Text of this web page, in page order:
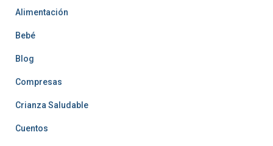
Alimentación
Bebé
Blog
Compresas
Crianza Saludable
Cuentos